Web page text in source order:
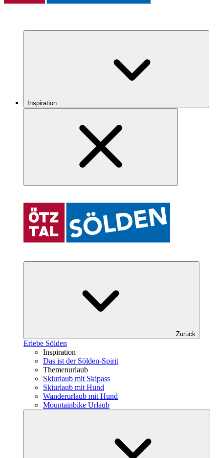
Inspiration
Zurück
Erlebe Sölden
Inspiration
Das ist der Sölden-Spirit
Themenurlaub
Skiurlaub mit Skipass
Skiurlaub mit Hund
Wanderurlaub mit Hund
Mountainbike Urlaub